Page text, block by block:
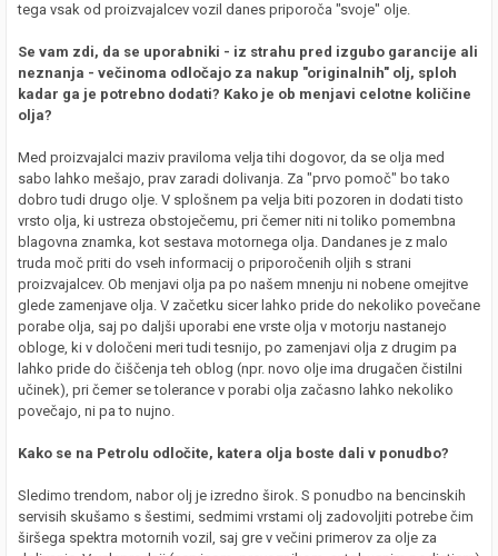
tega vsak od proizvajalcev vozil danes priporoča "svoje" olje.
Se vam zdi, da se uporabniki - iz strahu pred izgubo garancije ali
neznanja - večinoma odločajo za nakup "originalnih" olj, sploh
kadar ga je potrebno dodati? Kako je ob menjavi celotne količine
olja?
Med proizvajalci maziv praviloma velja tihi dogovor, da se olja med
sabo lahko mešajo, prav zaradi dolivanja. Za "prvo pomoč" bo tako
dobro tudi drugo olje. V splošnem pa velja biti pozoren in dodati tisto
vrsto olja, ki ustreza obstoječemu, pri čemer niti ni toliko pomembna
blagovna znamka, kot sestava motornega olja. Dandanes je z malo
truda moč priti do vseh informacij o priporočenih oljih s strani
proizvajalcev. Ob menjavi olja pa po našem mnenju ni nobene omejitve
glede zamenjave olja. V začetku sicer lahko pride do nekoliko povečane
porabe olja, saj po daljši uporabi ene vrste olja v motorju nastanejo
obloge, ki v določeni meri tudi tesnijo, po zamenjavi olja z drugim pa
lahko pride do čiščenja teh oblog (npr. novo olje ima drugačen čistilni
učinek), pri čemer se tolerance v porabi olja začasno lahko nekoliko
povečajo, ni pa to nujno.
Kako se na Petrolu odločite, katera olja boste dali v ponudbo?
Sledimo trendom, nabor olj je izredno širok. S ponudbo na bencinskih
servisih skušamo s šestimi, sedmimi vrstami olj zadovoljiti potrebe čim
širšega spektra motornih vozil, saj gre v večini primerov za olje za